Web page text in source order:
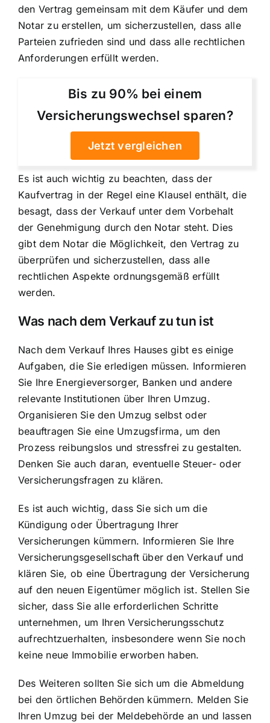
den Vertrag gemeinsam mit dem Käufer und dem
Notar zu erstellen, um sicherzustellen, dass alle
Parteien zufrieden sind und dass alle rechtlichen
Anforderungen erfüllt werden.
Bis zu 90% bei einem
Versicherungswechsel sparen?
Jetzt vergleichen
Es ist auch wichtig zu beachten, dass der
Kaufvertrag in der Regel eine Klausel enthält, die
besagt, dass der Verkauf unter dem Vorbehalt
der Genehmigung durch den Notar steht. Dies
gibt dem Notar die Möglichkeit, den Vertrag zu
überprüfen und sicherzustellen, dass alle
rechtlichen Aspekte ordnungsgemäß erfüllt
werden.
Was nach dem Verkauf zu tun ist
Nach dem Verkauf Ihres Hauses gibt es einige
Aufgaben, die Sie erledigen müssen. Informieren
Sie Ihre Energieversorger, Banken und andere
relevante Institutionen über Ihren Umzug.
Organisieren Sie den Umzug selbst oder
beauftragen Sie eine Umzugsfirma, um den
Prozess reibungslos und stressfrei zu gestalten.
Denken Sie auch daran, eventuelle Steuer- oder
Versicherungsfragen zu klären.
Es ist auch wichtig, dass Sie sich um die
Kündigung oder Übertragung Ihrer
Versicherungen kümmern. Informieren Sie Ihre
Versicherungsgesellschaft über den Verkauf und
klären Sie, ob eine Übertragung der Versicherung
auf den neuen Eigentümer möglich ist. Stellen Sie
sicher, dass Sie alle erforderlichen Schritte
unternehmen, um IhrenVersicherungsschutz
aufrechtzuerhalten, insbesondere wenn Sie noch
keine neue Immobilie erworben haben.
Des Weiteren sollten Sie sich um die Abmeldung
bei den örtlichen Behörden kümmern. Melden Sie
Ihren Umzug bei der Meldebehörde an und lassen